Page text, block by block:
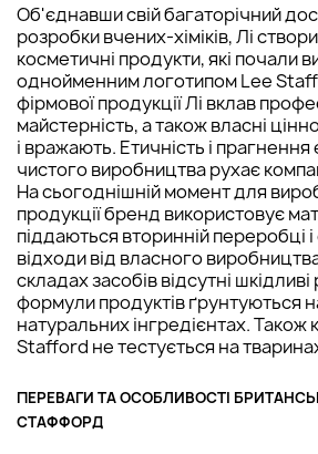
Об'єднавши свій багаторічний
розробки вчених-хіміків, Лі
косметичні продукти, які почали
однойменним логотипом Lee
фірмової продукції Лі вклав
майстерність, а також власні
і вражають. Етичність і
чистого виробництва рухає
На сьогоднішній момент для
продукції бренд використовує
піддаються вторинній переробці і
відходи від власного
складах засобів відсутні
формули продуктів ґрунтуються
натуральних інгредієнтах. Також
Stafford не тестується на
ПЕРЕВАГИ ТА ОСОБЛИВОСТІ
СТАФФОРД